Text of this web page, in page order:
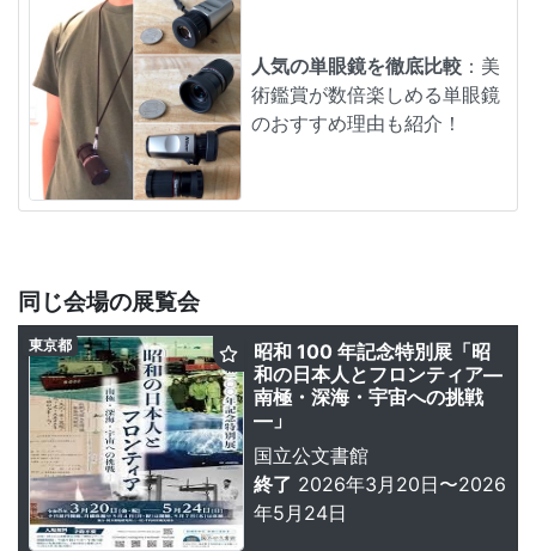
人気の単眼鏡を徹底比較 ：美
術鑑賞が数倍楽しめる単眼鏡
のおすすめ理由も紹介！
同じ会場の展覧会
昭和 100 年記念特別展「昭
和の日本人とフロンティア―
南極・深海・宇宙への挑戦
―」
国立公文書館
終了 2026年3月20日〜2026
年5月24日
東京都